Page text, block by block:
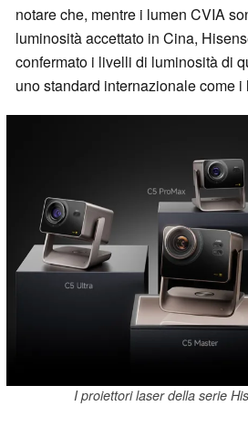
notare che, mentre i lumen CVIA
luminosità accettato in Cina,
confermato i livelli di luminosità di
uno standard internazionale come i
I proiettori laser della serie